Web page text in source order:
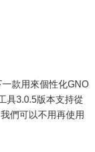
款用來個性化GNO
具3.0.5版本支持從
們可以不用再使用